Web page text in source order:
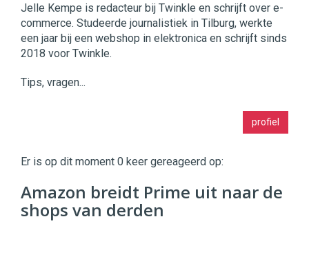
Jelle Kempe is redacteur bij Twinkle en schrijft over e-
commerce. Studeerde journalistiek in Tilburg, werkte
een jaar bij een webshop in elektronica en schrijft sinds
2018 voor Twinkle.
Tips, vragen...
profiel
Commerce https://twinklemagazine.nl
96 54
Er is op dit moment 0 keer gereageerd op:
Amazon breidt Prime uit naar de
shops van derden